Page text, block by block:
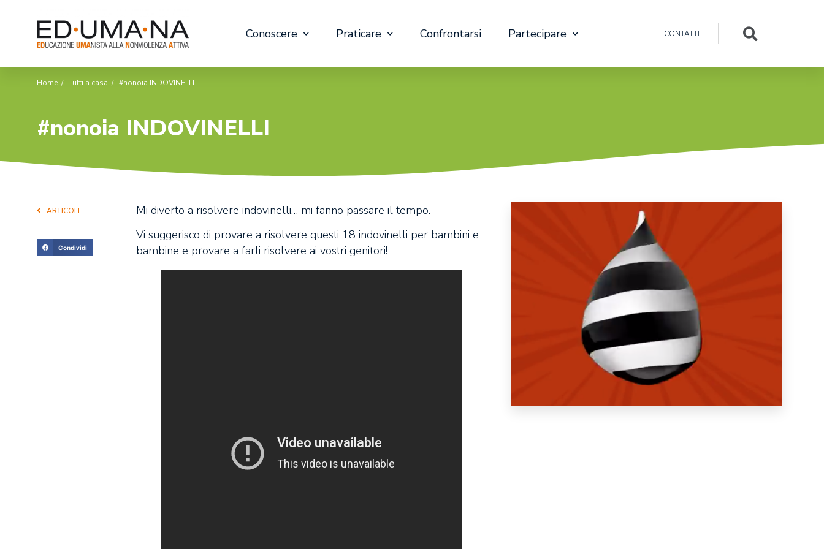
Conoscere Praticare Confrontarsi Partecipare CONTATTI
Home / Tutti a casa / #nonoia INDOVINELLI
#nonoia INDOVINELLI
ARTICOLI
Condividi
Mi diverto a risolvere indovinelli… mi fanno passare il tempo.
Vi suggerisco di provare a risolvere questi 18 indovinelli per bambini e
bambine e provare a farli risolvere ai vostri genitori!